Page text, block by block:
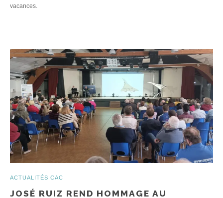
vacances.
ACTUALITÉS CAC
JOSÉ RUIZ REND HOMMAGE AU